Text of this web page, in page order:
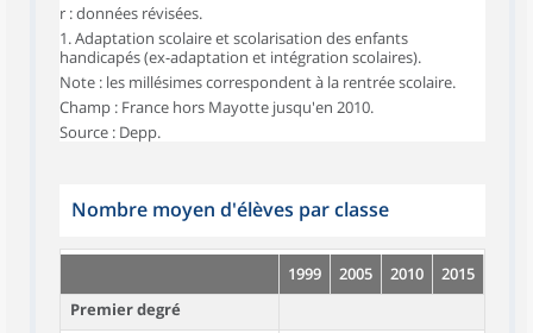
r : données révisées.
1. Adaptation scolaire et scolarisation des enfants
handicapés (ex-adaptation et intégration scolaires).
Note : les millésimes correspondent à la rentrée scolaire.
Champ : France hors Mayotte jusqu'en 2010.
Source : Depp.
Nombre moyen d'élèves par classe
1999 2005 2010
2015
Premier degré